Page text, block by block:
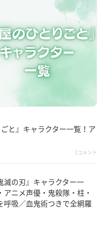
と』キャラクター一覧！ア
1コメント
滅の刃』キャラクター一
アニメ声優・鬼殺隊・柱・
呼吸／血鬼術つきで全網羅